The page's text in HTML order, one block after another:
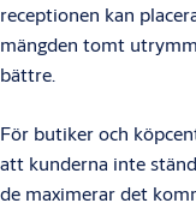
receptionen kan
mängden tomt
bättre.
För butiker och
att kunderna inte
de maximerar det